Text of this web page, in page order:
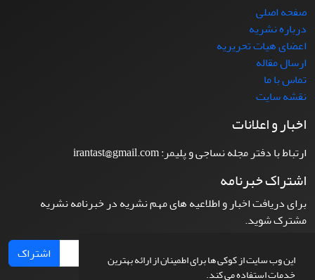
این وب سایت از کوکی ها برای اطمینان از ارائه بهترین
خدمات استفاده می کند.
صفحه اصلی
درباره نشریه
اعضای هیات تحریریه
ارسال مقاله
تماس با ما
نقشه سایت
اخبار و اعلانات
ارتباط با دفتر مجله نساجی و پلیمر: irantast@gmail.com
اشتراک خبرنامه
برای دریافت اخبار و اطلاعیه های مهم نشریه در خبرنامه نشریه
مشترک شوید.
اشتراک